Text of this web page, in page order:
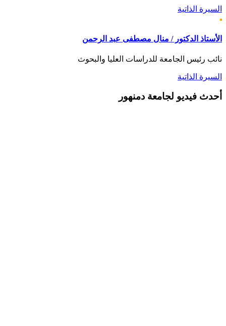
السيرة الذاتية
الأستاذ الدكتور / منال مصطفى عبد الرحمن
نائب رئيس الجامعة للدراسات العليا والبحوث
السيرة الذاتية
أحدث فيديو لجامعة دمنهور